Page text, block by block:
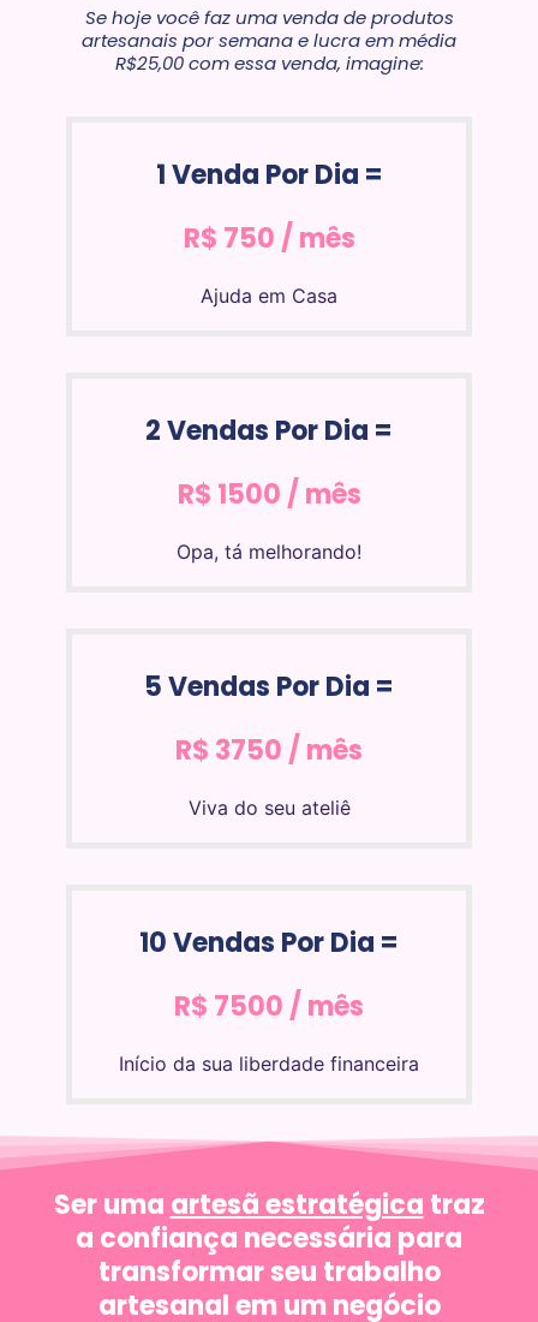
Se hoje você faz uma venda de produtos
artesanais por semana e lucra em média
R$25,00 com essa venda, imagine:
1 Venda Por Dia =
R$ 750 / mês
Ajuda em Casa
2 Vendas Por Dia =
R$ 1500 / mês
Opa, tá melhorando!
5 Vendas Por Dia =
R$ 3750 / mês
Viva do seu ateliê
10 Vendas Por Dia =
R$ 7500 / mês
Início da sua liberdade financeira
Ser uma artesã estratégica traz
a confiança necessária para
transformar seu trabalho
artesanal em um negócio